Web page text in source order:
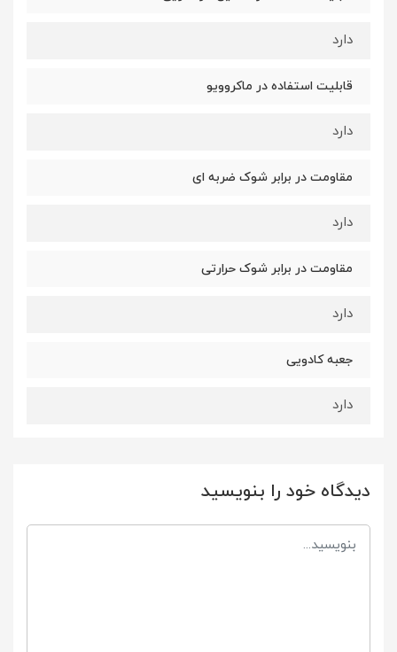
دارد
قابلیت استفاده در ماکروویو
دارد
مقاومت در برابر شوک ضربه ای
دارد
مقاومت در برابر شوک حرارتی
دارد
جعبه کادویی
دارد
دیدگاه خود را بنویسید